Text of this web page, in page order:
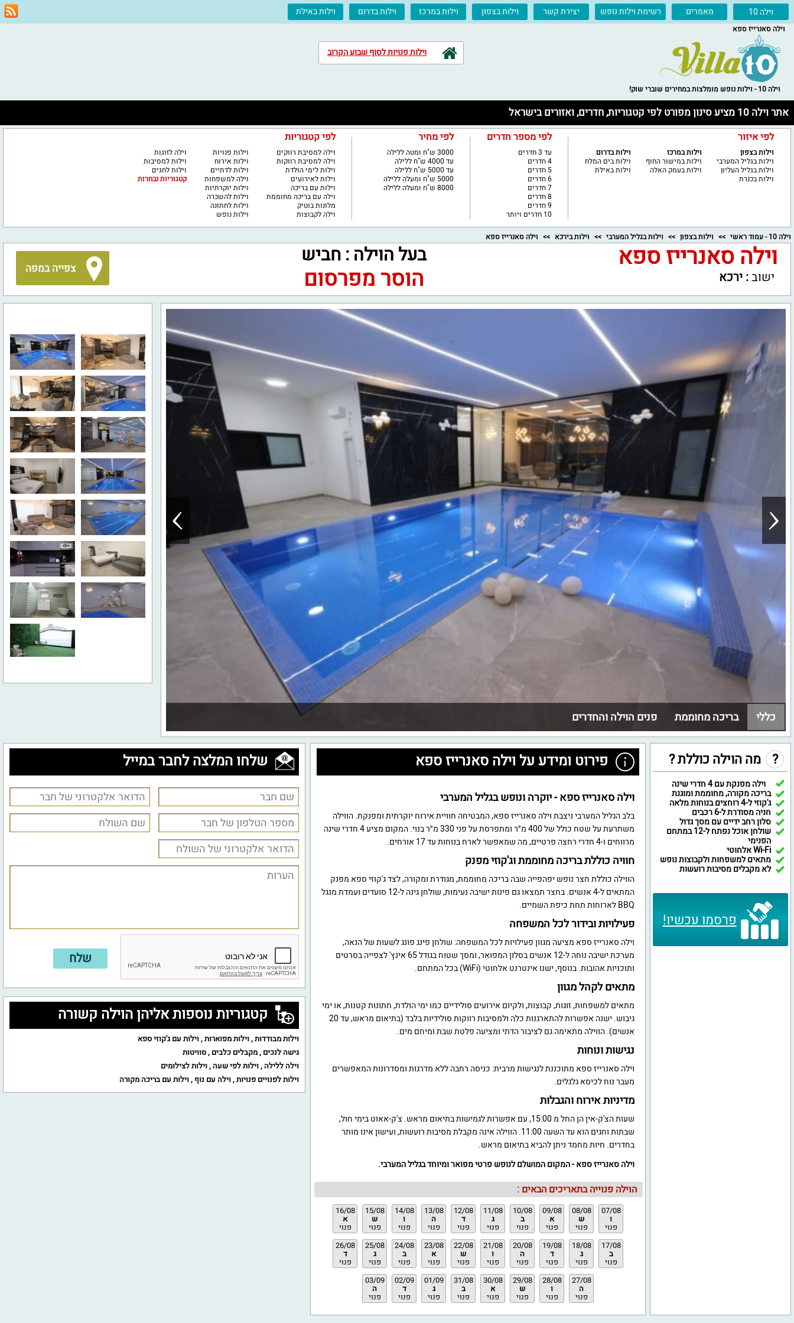
וילה 10 מאמרים רשימת וילות נופש יצירת קשר וילות בצפון וילות במרכז וילות בדרום וילות באילת
וילה סאנרייז ספא
וילות פנויות לסוף שבוע הקרוב
וילה 10 - וילות נופש מומלצות במחירים שוברי שוק!
אתר וילה 10 מציע סינון מפורט לפי קטגוריות, חדרים, ואזורים בישראל
לפי איזור
וילות בצפון
וילות בגליל המערבי
וילות בגליל העליון
וילות בכנרת
וילות במרכז
וילות במישור החוף
וילות בעמק האלה
וילות בדרום
וילות בים המלח
וילות באילת
לפי מספר חדרים
עד 3 חדרים
4 חדרים
5 חדרים
6 חדרים
7 חדרים
8 חדרים
9 חדרים
10 חדרים ויותר
לפי מחיר
3000 ש"ח ומטה ללילה
עד 4000 ש"ח ללילה
עד 5000 ש"ח ללילה
5000 ש"ח ומעלה ללילה
8000 ש"ח ומעלה ללילה
לפי קטגוריות
וילה למסיבת רווקים
וילה למסיבת רווקות
וילות לימי הולדת
וילות לאירועים
וילות עם בריכה
וילה עם בריכה מחוממת
מלונות בוטיק
וילה לקבוצות
וילות פנויות
וילות אירוח
וילות לדתיים
וילה למשפחות
וילות יוקרתיות
וילות להשכרה
וילות לחתונה
וילות נופש
וילה לזוגות
וילות למסיבות
וילות לחגים
קטגוריות נבחרות
וילה 10 - עמוד ראשי וילות בצפון וילות בגליל המערבי וילות בירכא וילה סאנרייז ספא
צפייה במפה וילה סאנרייז ספא
ישוב: ירכא
בעל הוילה : חביש
הוסר מפרסום
כללי בריכה מחוממת פנים הוילה והחדרים
? מה הוילה כוללת ?
וילה מפנקת עם 4 חדרי שינה
בריכה מקורה, מחוממת ומוגנת
ג'קוזי ל-4 רוחצים בנוחות מלאה
חניה מסודרת ל-6 רכבים
סלון רחב ידיים עם מסך גדול
שולחן אוכל נפתח ל-12 במתחם
הפנימי
Wi-Fi אלחוטי
מתאים למשפחות ולקבוצות נופש
לא מקבלים מסיבות רועשות
פרסמו עכשיו!
פירוט ומידע על וילה סאנרייז ספא
וילה סאנרייז ספא - יוקרה ונופש בגליל המערבי
בלב הגליל המערבי ניצבת וילה סאנרייז ספא, המבטיחה חוויית אירוח יוקרתית ומפנקת. הווילה
משתרעת על שטח כולל של 400 מ״ר ומתפרסת על פני 330 מ״ר בנוי. המקום מציע 4 חדרי שינה
מרווחים ו-4 חדרי רחצה פרטיים, מה שמאפשר לארח בנוחות עד 17 אורחים.
חוויה כוללת בריכה מחוממת וג'קוזי מפנק
הווילה כוללת חצר נופש יפהפייה שבה בריכה מחוממת, מגודרת ומקורה, לצד ג'קוזי ספא מפנק
המתאים ל-4 אנשים. בחצר תמצאו גם פינות ישיבה נעימות, שולחן גינה ל-12 סועדים ועמדת מנגל
BBQ לארוחות תחת כיפת השמיים.
פעילויות ובידור לכל המשפחה
וילה סאנרייז ספא מציעה מגוון פעילויות לכל המשפחה: שולחן פינג פונג לשעות של הנאה,
מערכת ישיבה נוחה ל-12 אנשים בסלון המפואר, ומסך שטוח בגודל 65 אינץ' לצפייה בסרטים
ותוכניות אהובות. בנוסף, ישנו אינטרנט אלחוטי (WiFi) בכל המתחם.
מתאים לקהל מגוון
מתאים למשפחות, זוגות, קבוצות, ולקיום אירועים סולידיים כמו ימי הולדת, חתונות קטנות, או ימי
גיבוש. ישנה אפשרות להתארגנות כלה ולמסיבות רווקות סולידיות בלבד (בתיאום מראש, עד 20
אנשים). הווילה מתאימה גם לציבור הדתי ומציעה פלטת שבת ומיחם מים.
נגישות ונוחות
וילה סאנרייז ספא מתוכננת לנגישות מרבית: כניסה רחבה ללא מדרגות ומסדרונות המאפשרים
מעבר נוח לכיסא גלגלים.
מדיניות אירוח והגבלות
שעות הצ'ק-אין הן החל מ 15:00, עם אפשרות לגמישות בתיאום מראש. צ'ק-אאוט בימי חול,
שבתות וחגים הוא עד השעה 11:00. הווילה אינה מקבלת מסיבות רועשות, ועישון אינו מותר
בחדרים. חיות מחמד ניתן להביא בתיאום מראש.
וילה סאנרייז ספא - המקום המושלם לנופש פרטי מפואר ומיוחד בגליל המערבי.
הוילה פנוייה בתאריכים הבאים :
07/08
ו
פנוי
08/08
ש
פנוי
09/08
א
פנוי
10/08
ב
פנוי
11/08
ג
פנוי
12/08
ד
פנוי
13/08
ה
פנוי
14/08
ו
פנוי
15/08
ש
פנוי
16/08
א
פנוי
17/08
ב
פנוי
18/08
ג
פנוי
19/08
ד
פנוי
20/08
ה
פנוי
21/08
ו
פנוי
22/08
ש
פנוי
23/08
א
פנוי
24/08
ב
פנוי
25/08
ג
פנוי
26/08
ד
פנוי
27/08
ה
פנוי
28/08
ו
פנוי
29/08
ש
פנוי
30/08
א
פנוי
31/08
ב
פנוי
01/09
ג
פנוי
02/09
ד
פנוי
03/09
ה
פנוי
שלחו המלצה לחבר במייל
קטגוריות נוספות אליהן הוילה קשורה
וילות מבודדות,וילות מפוארות,וילות עם ג'קוזי ספא
גישה לנכים ,מקבלים כלבים ,סוויטות
וילה ללילה ,וילות לפי שעה ,וילות לצילומים
וילות לפנויים פנויות,וילה עם נוף ,וילות עם בריכה מקורה